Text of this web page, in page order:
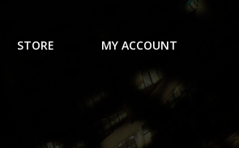
STORE MY ACCOUNT